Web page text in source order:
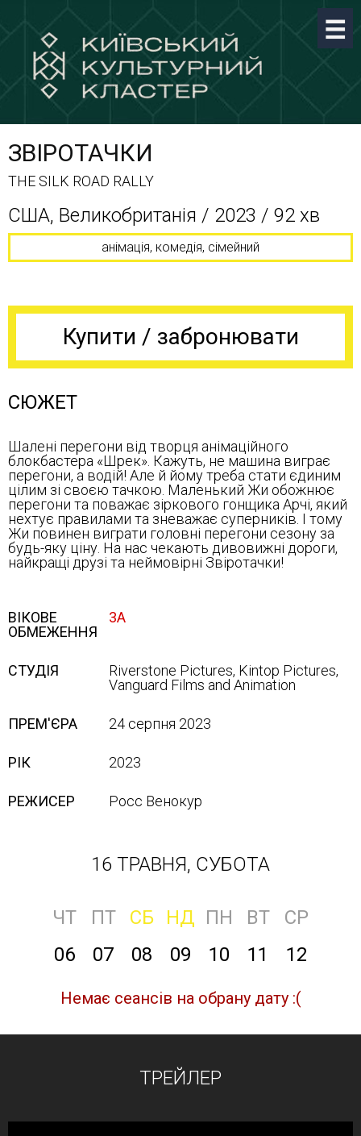
ЗВІРОТАЧКИ
THE SILK ROAD RALLY
США, Великобританія / 2023 / 92 хв
анімація, комедія, сімейний
Купити / забронювати
СЮЖЕТ
Шалені перегони від творця анімаційного
блокбастера «Шрек». Кажуть, не машина виграє
перегони, а водій! Але й йому треба стати єдиним
цілим зі своєю тачкою. Маленький Жи обожнює
перегони та поважає зіркового гонщика Арчі, який
нехтує правилами та зневажає суперників. І тому
Жи повинен виграти головні перегони сезону за
будь-яку ціну. На нас чекають дивовижні дороги,
найкращі друзі та неймовірні Звіротачки!
ВІКОВЕ
ОБМЕЖЕННЯ
3А
СТУДІЯ
Riverstone Pictures, Kintop Pictures,
Vanguard Films and Animation
ПРЕМ'ЄРА 24 серпня 2023
РІК 2023
РЕЖИСЕР Росс Венокур
16 ТРАВНЯ, СУБОТА
ЧТ ПТ СБ НД ПН ВТ
СР
06
07 08 09 10 11 12
Немає сеансів на обрану дату :(
ТРЕЙЛЕР